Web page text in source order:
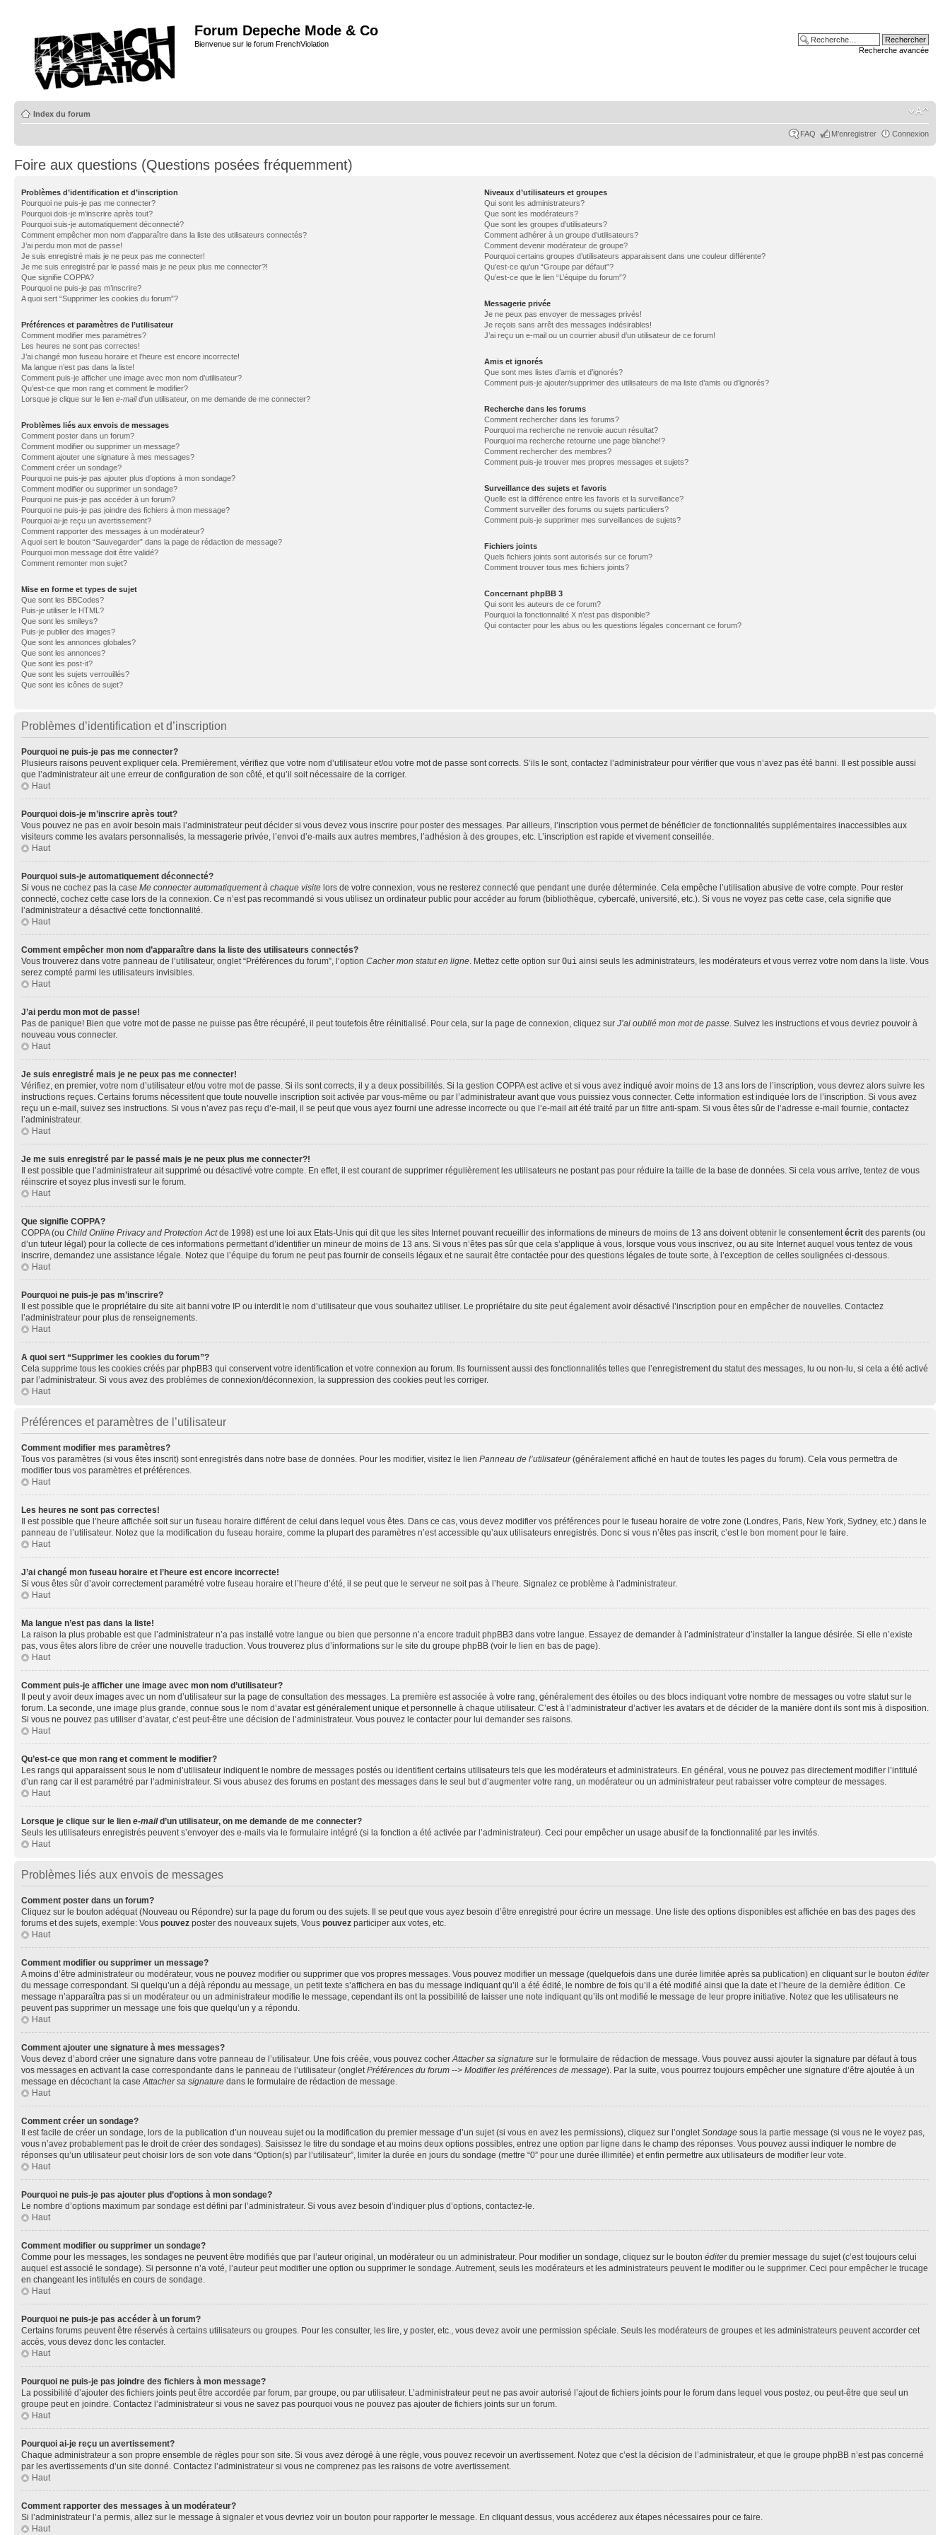
Forum Depeche Mode & Co
Bienvenue sur le forum FrenchViolation
Recherche avancée
Index du forum
FAQ M’enregistrer Connexion
Foire aux questions (Questions posées fréquemment)
Problèmes d’identification et d’inscription
Pourquoi ne puis-je pas me connecter?
Pourquoi dois-je m’inscrire après tout?
Pourquoi suis-je automatiquement déconnecté?
Comment empêcher mon nom d’apparaître dans la liste des utilisateurs connectés?
J’ai perdu mon mot de passe!
Je suis enregistré mais je ne peux pas me connecter!
Je me suis enregistré par le passé mais je ne peux plus me connecter?!
Que signifie COPPA?
Pourquoi ne puis-je pas m’inscrire?
A quoi sert “Supprimer les cookies du forum”?
Préférences et paramètres de l’utilisateur
Comment modifier mes paramètres?
Les heures ne sont pas correctes!
J’ai changé mon fuseau horaire et l’heure est encore incorrecte!
Ma langue n’est pas dans la liste!
Comment puis-je afficher une image avec mon nom d’utilisateur?
Qu’est-ce que mon rang et comment le modifier?
Lorsque je clique sur le lien e-maild’un utilisateur, on me demande de me connecter?
Problèmes liés aux envois de messages
Comment poster dans un forum?
Comment modifier ou supprimer un message?
Comment ajouter une signature à mes messages?
Comment créer un sondage?
Pourquoi ne puis-je pas ajouter plus d’options à mon sondage?
Comment modifier ou supprimer un sondage?
Pourquoi ne puis-je pas accéder à un forum?
Pourquoi ne puis-je pas joindre des fichiers à mon message?
Pourquoi ai-je reçu un avertissement?
Comment rapporter des messages à un modérateur?
A quoi sert le bouton “Sauvegarder” dans la page de rédaction de message?
Pourquoi mon message doit être validé?
Comment remonter mon sujet?
Mise en forme et types de sujet
Que sont les BBCodes?
Puis-je utiliser le HTML?
Que sont les smileys?
Puis-je publier des images?
Que sont les annonces globales?
Que sont les annonces?
Que sont les post-it?
Que sont les sujets verrouillés?
Que sont les icônes de sujet?
Niveaux d’utilisateurs et groupes
Qui sont les administrateurs?
Que sont les modérateurs?
Que sont les groupes d’utilisateurs?
Comment adhérer à un groupe d’utilisateurs?
Comment devenir modérateur de groupe?
Pourquoi certains groupes d’utilisateurs apparaissent dans une couleur différente?
Qu’est-ce qu’un “Groupe par défaut”?
Qu’est-ce que le lien “L’équipe du forum”?
Messagerie privée
Je ne peux pas envoyer de messages privés!
Je reçois sans arrêt des messages indésirables!
J’ai reçu un e-mail ou un courrier abusif d’un utilisateur de ce forum!
Amis et ignorés
Que sont mes listes d’amis et d’ignorés?
Comment puis-je ajouter/supprimer des utilisateurs de ma liste d’amis ou d’ignorés?
Recherche dans les forums
Comment rechercher dans les forums?
Pourquoi ma recherche ne renvoie aucun résultat?
Pourquoi ma recherche retourne une page blanche!?
Comment rechercher des membres?
Comment puis-je trouver mes propres messages et sujets?
Surveillance des sujets et favoris
Quelle est la différence entre les favoris et la surveillance?
Comment surveiller des forums ou sujets particuliers?
Comment puis-je supprimer mes surveillances de sujets?
Fichiers joints
Quels fichiers joints sont autorisés sur ce forum?
Comment trouver tous mes fichiers joints?
Concernant phpBB 3
Qui sont les auteurs de ce forum?
Pourquoi la fonctionnalité X n’est pas disponible?
Qui contacter pour les abus ou les questions légales concernant ce forum?
Problèmes d’identification et d’inscription
Pourquoi ne puis-je pas me connecter?
Plusieurs raisons peuvent expliquer cela. Premièrement, vérifiez que votre nom d’utilisateur et/ou votre mot de passe sont corrects. S’ils le sont, contactez l’administrateur pour vérifier que vous n’avez pas été banni. Il est possible aussi
que l’administrateur ait une erreur de configuration de son côté, et qu’il soit nécessaire de la corriger.
Haut
Pourquoi dois-je m’inscrire après tout?
Vous pouvez ne pas en avoir besoin mais l’administrateur peut décider si vous devez vous inscrire pour poster des messages. Par ailleurs, l’inscription vous permet de bénéficier de fonctionnalités supplémentaires inaccessibles aux
visiteurs comme les avatars personnalisés, la messagerie privée, l’envoi d’e-mails aux autres membres, l’adhésion à des groupes, etc. L’inscription est rapide et vivement conseillée.
Haut
Pourquoi suis-je automatiquement déconnecté?
Si vous ne cochez pas la case Me connecter automatiquement à chaque visite lors de votre connexion, vous ne resterez connecté que pendant une durée déterminée. Cela empêche l’utilisation abusive de votre compte. Pour rester
connecté, cochez cette case lors de la connexion. Ce n’est pas recommandé si vous utilisez un ordinateur public pour accéder au forum (bibliothèque, cybercafé, université, etc.). Si vous ne voyez pas cette case, cela signifie que
l’administrateur a désactivé cette fonctionnalité.
Haut
Comment empêcher mon nom d’apparaître dans la liste des utilisateurs connectés?
Vous trouverez dans votre panneau de l’utilisateur, onglet “Préférences du forum”, l’option Cacher mon statut en ligne. Mettez cette option sur Oui ainsi seuls les administrateurs, les modérateurs et vous verrez votre nom dans la liste. Vous
serez compté parmi les utilisateurs invisibles.
Haut
J’ai perdu mon mot de passe!
Pas de panique! Bien que votre mot de passe ne puisse pas être récupéré, il peut toutefois être réinitialisé. Pour cela, sur la page de connexion, cliquez sur J’ai oublié mon mot de passe. Suivez les instructions et vous devriez pouvoir à
nouveau vous connecter.
Haut
Je suis enregistré mais je ne peux pas me connecter!
Vérifiez, en premier, votre nom d’utilisateur et/ou votre mot de passe. Si ils sont corrects, il y a deux possibilités. Si la gestion COPPA est active et si vous avez indiqué avoir moins de 13 ans lors de l’inscription, vous devrez alors suivre les
instructions reçues. Certains forums nécessitent que toute nouvelle inscription soit activée par vous-même ou par l’administrateur avant que vous puissiez vous connecter. Cette information est indiquée lors de l’inscription. Si vous avez
reçu un e-mail, suivez ses instructions. Si vous n’avez pas reçu d’e-mail, il se peut que vous ayez fourni une adresse incorrecte ou que l’e-mail ait été traité par un filtre anti-spam. Si vous êtes sûr de l’adresse e-mail fournie, contactez
l’administrateur.
Haut
Je me suis enregistré par le passé mais je ne peux plus me connecter?!
Il est possible que l’administrateur ait supprimé ou désactivé votre compte. En effet, il est courant de supprimer régulièrement les utilisateurs ne postant pas pour réduire la taille de la base de données. Si cela vous arrive, tentez de vous
réinscrire et soyez plus investi sur le forum.
Haut
Que signifie COPPA?
COPPA (ou Child Online Privacy and Protection Actde 1998) est une loi aux Etats-Unis qui dit que les sites Internet pouvant recueillir des informations de mineurs de moins de 13 ans doivent obtenir le consentementécrit des parents (ou
d’un tuteur légal) pour la collecte de ces informations permettant d’identifier un mineur de moins de 13 ans. Si vous n’êtes pas sûr que cela s’applique à vous, lorsque vous vous inscrivez, ou au site Internet auquel vous tentez de vous
inscrire, demandez une assistance légale. Notez que l’équipe du forum ne peut pas fournir de conseils légaux et ne saurait être contactée pour des questions légales de toute sorte, à l’exception de celles soulignées ci-dessous.
Haut
Pourquoi ne puis-je pas m’inscrire?
Il est possible que le propriétaire du site ait banni votre IP ou interdit le nom d’utilisateur que vous souhaitez utiliser. Le propriétaire du site peut également avoir désactivé l’inscription pour en empêcher de nouvelles. Contactez
l’administrateur pour plus de renseignements.
Haut
A quoi sert “Supprimer les cookies du forum”?
Cela supprime tous les cookies créés par phpBB3 qui conservent votre identification et votre connexion au forum. Ils fournissent aussi des fonctionnalités telles que l’enregistrement du statut des messages, lu ou non-lu, si cela a été activé
par l’administrateur. Si vous avez des problèmes de connexion/déconnexion, la suppression des cookies peut les corriger.
Haut
Préférences et paramètres de l’utilisateur
Comment modifier mes paramètres?
Tous vos paramètres (si vous êtes inscrit) sont enregistrés dans notre base de données. Pour les modifier, visitez le lien Panneau de l’utilisateur(généralement affiché en haut de toutes les pages du forum). Cela vous permettra de
modifier tous vos paramètres et préférences.
Haut
Les heures ne sont pas correctes!
Il est possible que l’heure affichée soit sur un fuseau horaire différent de celui dans lequel vous êtes. Dans ce cas, vous devez modifier vos préférences pour le fuseau horaire de votre zone (Londres, Paris, New York, Sydney, etc.) dans le
panneau de l’utilisateur. Notez que la modification du fuseau horaire, comme la plupart des paramètres n’est accessible qu’aux utilisateurs enregistrés. Donc si vous n’êtes pas inscrit, c’est le bon moment pour le faire.
Haut
J’ai changé mon fuseau horaire et l’heure est encore incorrecte!
Si vous êtes sûr d’avoir correctement paramétré votre fuseau horaire et l’heure d’été, il se peut que le serveur ne soit pas à l’heure. Signalez ce problème à l’administrateur.
Haut
Ma langue n’est pas dans la liste!
La raison la plus probable est que l’administrateur n’a pas installé votre langue ou bien que personne n’a encore traduit phpBB3 dans votre langue. Essayez de demander à l’administrateur d’installer la langue désirée. Si elle n’existe
pas, vous êtes alors libre de créer une nouvelle traduction. Vous trouverez plus d’informations sur le site du groupe phpBB (voir le lien en bas de page).
Haut
Comment puis-je afficher une image avec mon nom d’utilisateur?
Il peut y avoir deux images avec un nom d’utilisateur sur la page de consultation des messages. La première est associée à votre rang, généralement des étoiles ou des blocs indiquant votre nombre de messages ou votre statut sur le
forum. La seconde, une image plus grande, connue sous le nom d’avatar est généralement unique et personnelle à chaque utilisateur. C’est à l’administrateur d’activer les avatars et de décider de la manière dont ils sont mis à disposition.
Si vous ne pouvez pas utiliser d’avatar, c’est peut-être une décision de l’administrateur. Vous pouvez le contacter pour lui demander ses raisons.
Haut
Qu’est-ce que mon rang et comment le modifier?
Les rangs qui apparaissent sous le nom d’utilisateur indiquent le nombre de messages postés ou identifient certains utilisateurs tels que les modérateurs et administrateurs. En général, vous ne pouvez pas directement modifier l’intitulé
d’un rang car il est paramétré par l’administrateur. Si vous abusez des forums en postant des messages dans le seul but d’augmenter votre rang, un modérateur ou un administrateur peut rabaisser votre compteur de messages.
Haut
Lorsque je clique sur le lien e-maild’un utilisateur, on me demande de me connecter?
Seuls les utilisateurs enregistrés peuvent s’envoyer des e-mails via le formulaire intégré (si la fonction a été activée par l’administrateur). Ceci pour empêcher un usage abusif de la fonctionnalité par les invités.
Haut
Problèmes liés aux envois de messages
Comment poster dans un forum?
Cliquez sur le bouton adéquat (Nouveau ou Répondre) sur la page du forum ou des sujets. Il se peut que vous ayez besoin d’être enregistré pour écrire un message. Une liste des options disponibles est affichée en bas des pages des
forums et des sujets, exemple: Vous pouvez poster des nouveaux sujets, Vous pouvez participer aux votes, etc.
Haut
Comment modifier ou supprimer un message?
A moins d’être administrateur ou modérateur, vous ne pouvez modifier ou supprimer que vos propres messages. Vous pouvez modifier un message (quelquefois dans une durée limitée après sa publication) en cliquant sur le bouton éditer
du message correspondant. Si quelqu’un a déjà répondu au message, un petit texte s’affichera en bas du message indiquant qu’il a été édité, le nombre de fois qu’il a été modifié ainsi que la date et l’heure de la dernière édition. Ce
message n’apparaîtra pas si un modérateur ou un administrateur modifie le message, cependant ils ont la possibilité de laisser une note indiquant qu’ils ont modifié le message de leur propre initiative. Notez que les utilisateurs ne
peuvent pas supprimer un message une fois que quelqu’un y a répondu.
Haut
Comment ajouter une signature à mes messages?
Vous devez d’abord créer une signature dans votre panneau de l’utilisateur. Une fois créée, vous pouvez cocherAttacher sa signature sur le formulaire de rédaction de message. Vous pouvez aussi ajouter la signature par défaut à tous
vos messages en activant la case correspondante dans le panneau de l’utilisateur (ongletPréférences du forum --> Modifier les préférences de message). Par la suite, vous pourrez toujours empêcher une signature d’être ajoutée à un
message en décochant la caseAttacher sa signature dans le formulaire de rédaction de message.
Haut
Comment créer un sondage?
Il est facile de créer un sondage, lors de la publication d’un nouveau sujet ou la modification du premier message d’un sujet (si vous en avez les permissions), cliquez sur l’ongletSondage sous la partie message (si vous ne le voyez pas,
vous n’avez probablement pas le droit de créer des sondages). Saisissez le titre du sondage et au moins deux options possibles, entrez une option par ligne dans le champ des réponses. Vous pouvez aussi indiquer le nombre de
réponses qu’un utilisateur peut choisir lors de son vote dans “Option(s) par l’utilisateur”, limiter la durée en jours du sondage (mettre “0” pour une durée illimitée) et enfin permettre aux utilisateurs de modifier leur vote.
Haut
Pourquoi ne puis-je pas ajouter plus d’options à mon sondage?
Le nombre d’options maximum par sondage est défini par l’administrateur. Si vous avez besoin d’indiquer plus d’options, contactez-le.
Haut
Comment modifier ou supprimer un sondage?
Comme pour les messages, les sondages ne peuvent être modifiés que par l’auteur original, un modérateur ou un administrateur. Pour modifier un sondage, cliquez sur le bouton éditerdu premier message du sujet (c’est toujours celui
auquel est associé le sondage). Si personne n’a voté, l’auteur peut modifier une option ou supprimer le sondage. Autrement, seuls les modérateurs et les administrateurs peuvent le modifier ou le supprimer. Ceci pour empêcher le trucage
en changeant les intitulés en cours de sondage.
Haut
Pourquoi ne puis-je pas accéder à un forum?
Certains forums peuvent être réservés à certains utilisateurs ou groupes. Pour les consulter, les lire, y poster, etc., vous devez avoir une permission spéciale. Seuls les modérateurs de groupes et les administrateurs peuvent accorder cet
accès, vous devez donc les contacter.
Haut
Pourquoi ne puis-je pas joindre des fichiers à mon message?
La possibilité d’ajouter des fichiers joints peut être accordée par forum, par groupe, ou par utilisateur. L’administrateur peut ne pas avoir autorisé l’ajout de fichiers joints pour le forum dans lequel vous postez, ou peut-être que seul un
groupe peut en joindre. Contactez l’administrateur si vous ne savez pas pourquoi vous ne pouvez pas ajouter de fichiers joints sur un forum.
Haut
Pourquoi ai-je reçu un avertissement?
Chaque administrateur a son propre ensemble de règles pour son site. Si vous avez dérogé à une règle, vous pouvez recevoir un avertissement. Notez que c’est la décision de l’administrateur, et que le groupe phpBB n’est pas concerné
par les avertissements d’un site donné. Contactez l’administrateur si vous ne comprenez pas les raisons de votre avertissement.
Haut
Comment rapporter des messages à un modérateur?
Si l’administrateur l’a permis, allez sur le message à signaler et vous devriez voir un bouton pour rapporter le message. En cliquant dessus, vous accéderez aux étapes nécessaires pour ce faire.
Haut